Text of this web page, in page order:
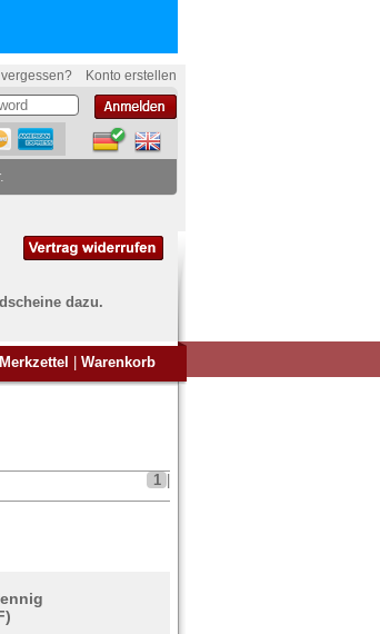
Konto erstellen
dazu.
Merkzettel Warenkorb
1